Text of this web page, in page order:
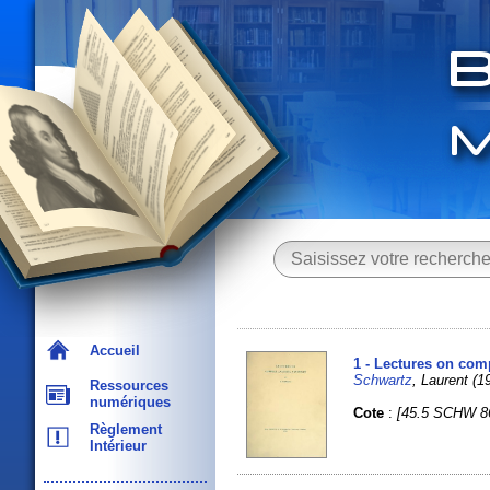
Accueil
Ressources
numériques
Règlement
Intérieur
1 - Lectures on
Schwartz , Laurent
Cote :[45.5 SCHW